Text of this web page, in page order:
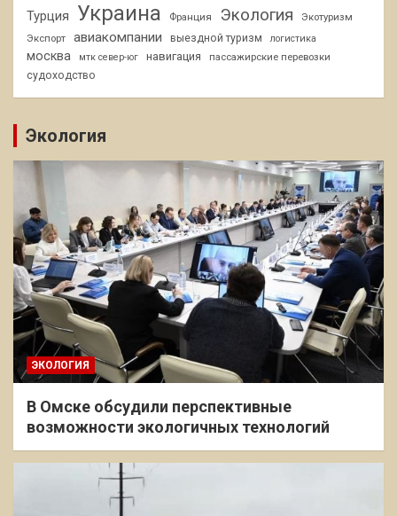
Турция Украина Франция Экология
Экотуризм
Экспорт
авиакомпании выездной туризм логистика
москва мтк север-юг навигация
пассажирские перевозки
судоходство
Экология
ЭКОЛОГИЯ
В Омске обсудили перспективные
возможности экологичных технологий